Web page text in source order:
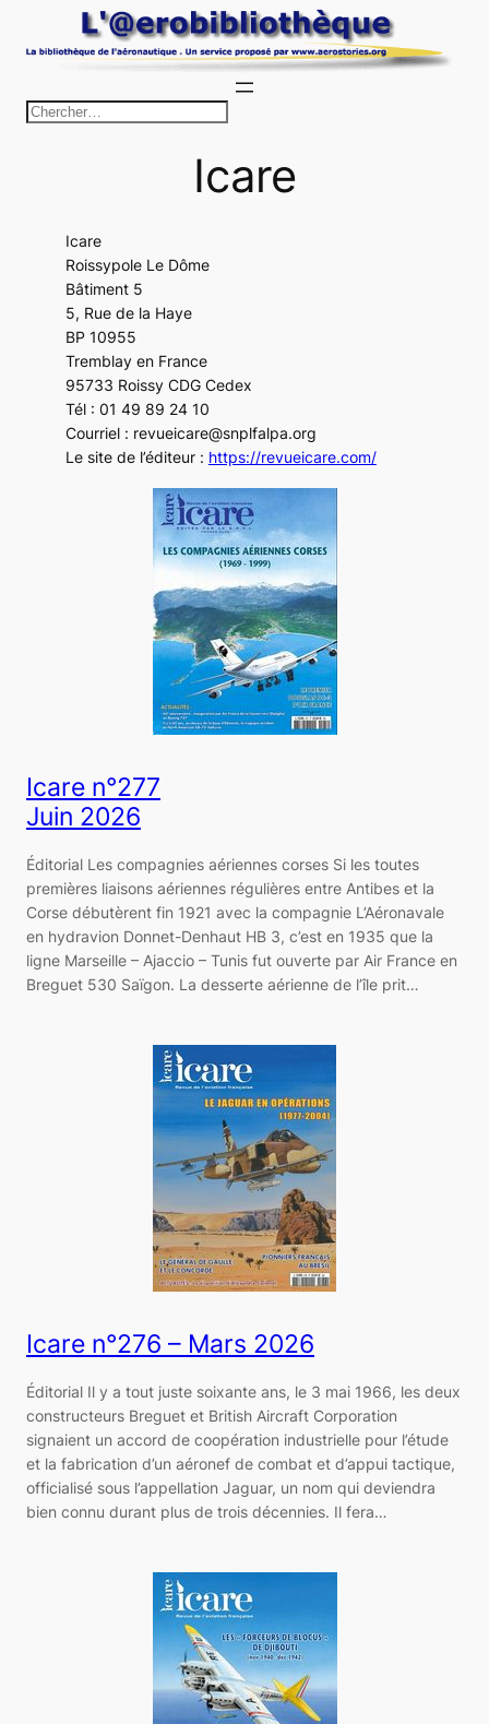
au
c
h
Icare
Icare
Roissypole Le Dôme
Bâtiment 5
5, Rue de la Haye
BP 10955
Tremblay en France
95733 Roissy CDG Cedex
Tél : 01 49 89 24 10
Courriel : revueicare@snplfalpa.org
Le site de l’éditeur : https://revueicare.com/
Icare n°277
Juin 2026
Éditorial Les compagnies aériennes corses Si les toutes
premières liaisons aériennes régulières entre Antibes et la
Corse débutèrent fin 1921 avec la compagnie L’Aéronavale
en hydravion Donnet-Denhaut HB 3, c’est en 1935 que la
ligne Marseille – Ajaccio – Tunis fut ouverte par Air France en
Breguet 530 Saïgon. La desserte aérienne de l’île prit…
Icare n°276 – Mars 2026
Éditorial Il y a tout juste soixante ans, le 3 mai 1966, les deux
constructeurs Breguet et British Aircraft Corporation
signaient un accord de coopération industrielle pour l’étude
et la fabrication d’un aéronef de combat et d’appui tactique,
officialisé sous l’appellation Jaguar, un nom qui deviendra
bien connu durant plus de trois décennies. Il fera…